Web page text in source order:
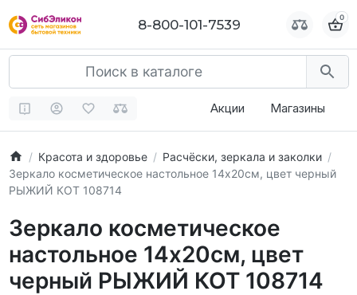
8-800-101-7539 0
Акции Магазины
Красота и здоровье
Расчёски, зеркала и заколки
Зеркало косметическое настольное 14х20см, цвет черный
РЫЖИЙ КОТ 108714
Зеркало косметическое
настольное 14х20см, цвет
черный РЫЖИЙ КОТ 108714
8-800-101-7539 0